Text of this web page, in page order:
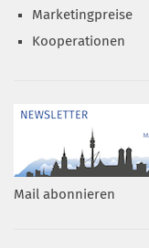
Marketingpreise
Kooperationen
Mail abonnieren